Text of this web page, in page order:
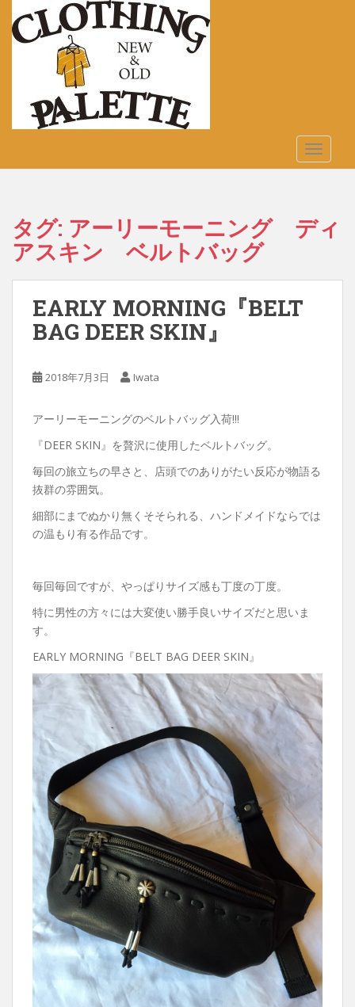
n
タグ: アーリーモーニング ディ
アスキン ベルトバッグ
EARLY MORNING『BELT
BAG DEER SKIN』
2018年7月3日 Iwata
アーリーモーニングのベルトバッグ入荷!!!
『DEER SKIN』を贅沢に使用したベルトバッグ。
毎回の旅立ちの早さと、店頭でのありがたい反応が物語る
抜群の雰囲気。
細部にまでぬかり無くそそられる、ハンドメイドならでは
の温もり有る作品です。
毎回毎回ですが、やっぱりサイズ感も丁度の丁度。
特に男性の方々には大変使い勝手良いサイズだと思いま
す。
EARLY MORNING『BELT BAG DEER SKIN』